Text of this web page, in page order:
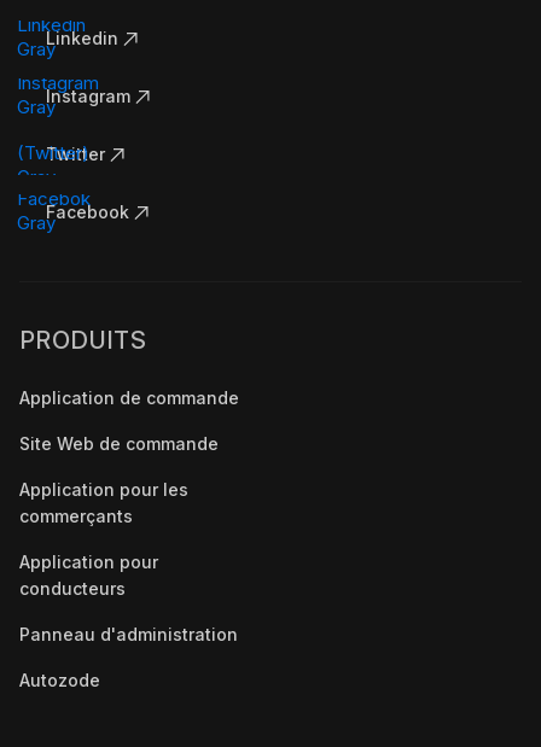
Linkedin
Instagram
Twitter
Facebook
PRODUITS
Application de commande
Site Web de commande
Application pour les
commerçants
Application pour
conducteurs
Panneau d'administration
Autozode